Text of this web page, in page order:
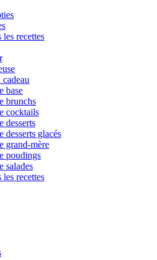
recettes
base
brunchs
cocktails
desserts
desserts glacés
grand-mère
poudings
salades
recettes